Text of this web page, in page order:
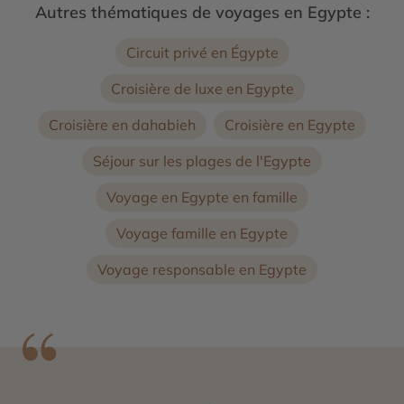
Autres thématiques de voyages en Egypte :
Circuit privé en Égypte
Croisière de luxe en Egypte
Croisière en dahabieh
Croisière en Egypte
Séjour sur les plages de l'Egypte
Voyage en Egypte en famille
Voyage famille en Egypte
Voyage responsable en Egypte